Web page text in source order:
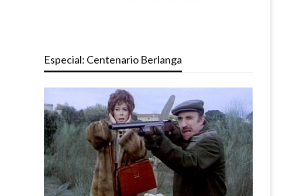
Especial: Centenario Berlanga